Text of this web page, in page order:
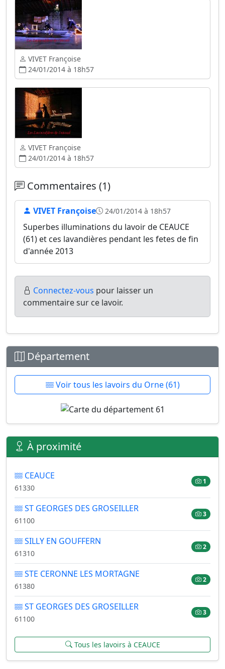
VIVET Françoise
24/01/2014 à 18h57
VIVET Françoise
24/01/2014 à 18h57
Commentaires (1)
VIVET Françoise 24/01/2014 à 18h57
Superbes illuminations du lavoir de CEAUCE
(61) et ces lavandières pendant les fetes de fin
d'année 2013
Connectez-vous pour laisser un
commentaire sur ce lavoir.
Département
Voir tous les lavoirs du Orne (61)
À proximité
CEAUCE
61330
1
ST GEORGES DES GROSEILLER
61100
3
SILLY EN GOUFFERN
61310
2
STE CERONNE LES MORTAGNE
61380
2
ST GEORGES DES GROSEILLER
61100
3
Tous les lavoirs à CEAUCE